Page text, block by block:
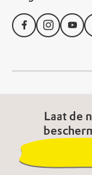
Laat de
Disclaimer
Algemene